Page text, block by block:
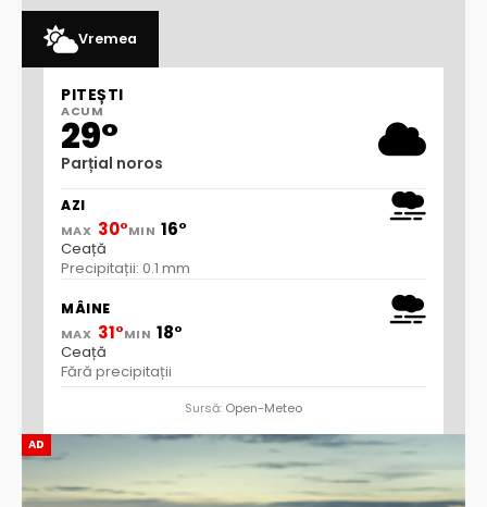
AD
Vremea
PITEȘTI
ACUM
29°
Parțial noros
AZI
MAX 30°MIN 16°
Ceață
Precipitații: 0.1 mm
MÂINE
MAX 31°MIN 18°
Ceață
Fără precipitații
Sursă: Open-Meteo